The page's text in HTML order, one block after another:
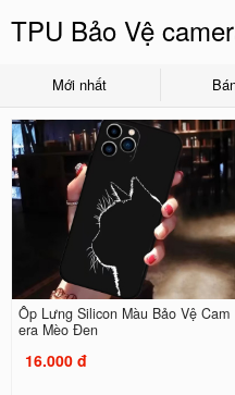
TPU Bảo Vệ
Mới nhất
Ốp Lưng Silicon Màu Bảo Vệ Cam
era Mèo Đen
16.000 đ